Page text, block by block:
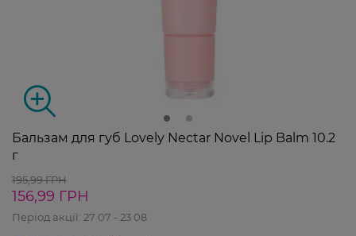
Бальзам для губ Lovely Nectar Novel Lip Balm 10.2
г
195,99 ГРН
156,99 ГРН
Період акції: 27 07 - 23 08